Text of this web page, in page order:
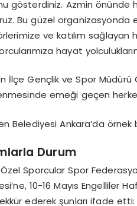
gösterdiniz. Azmin önünde
Bu güzel organizasyonda
ve katılım sağlayan
hayat
İlçe Gençlik ve Spor Müdürü
emeği geçen
Belediyesi Ankara’da
Durum
Sporcular Spor
10-16 Mayıs Engelliler
ederek şunları ifade etti: